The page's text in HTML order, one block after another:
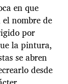
en que
nombre de
por
la pintura,
se abren
desde